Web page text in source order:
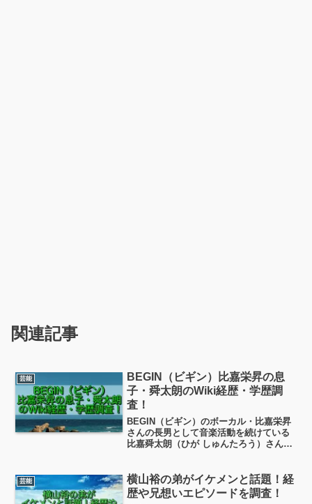
関連記事
芸能
BEGIN（ビギン）比嘉栄昇の息
子・舜太朗のWiki経歴・学歴調
査！
BEGIN（ビギン）のボーカル・比嘉栄昇
さんの長男として音楽活動を続けている
比嘉舜太朗（ひが しゅんたろう）さん
ドHoRookies（ホルキーズ）のドラマー
＆ボーカルとし...
芸能
横山裕の弟がイケメンと話題！経
歴や兄想いエピソードを調査！